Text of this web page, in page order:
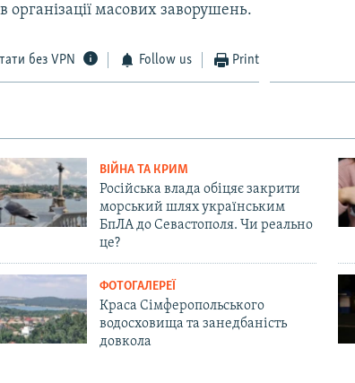
організації масових заворушень.
без VPN Follow us Print
ВІЙНА ТА КРИМ
Російська влада обіцяє закрити
морський шлях українським
БпЛА до Севастополя. Чи реально
це?
ФОТОГАЛЕРЕЇ
Краса Сімферопольського
водосховища та занедбаність
довкола